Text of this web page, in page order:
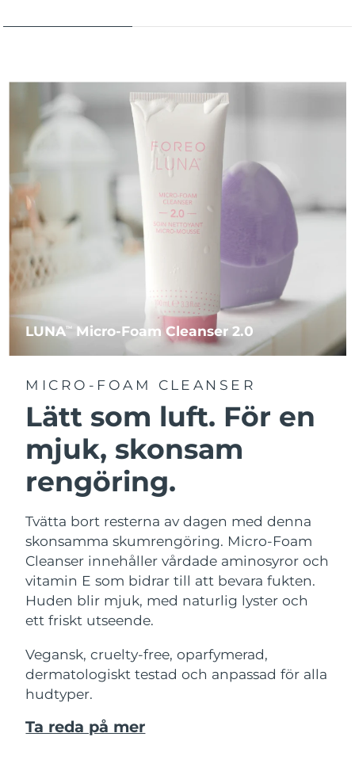
LUNATM Micro-Foam Cleanser 2.0
MICRO-FOAM CLEANSER
Lätt som luft. För en
mjuk, skonsam
rengöring.
Tvätta bort resterna av dagen med denna
skonsamma skumrengöring. Micro-Foam
Cleanser innehåller vårdade aminosyror och
vitamin E som bidrar till att bevara fukten.
Huden blir mjuk, med naturlig lyster och
ett friskt utseende.
Vegansk, cruelty-free, oparfymerad,
dermatologiskt testad och anpassad för alla
hudtyper.
Ta reda på mer